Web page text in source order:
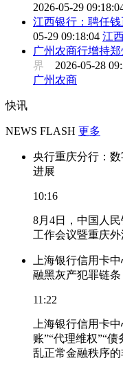
2026-05-29
江西银行：聘任
05-29 09:18:04 江
广州农商行增持
界 2026-05-28
广州农商
快讯
NEWS FLASH 更多
央行重庆分行：
进展
10:16
8月4日，中国人
工作会议暨重庆外
上海银行信用卡
融黑灰产犯罪链条
11:22
上海银行信用卡
账”“代理维权”“
乱正常金融秩序的